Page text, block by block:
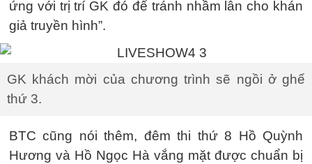
ứng với trị trí GK đó để tránh nhầm lẫn cho khán
giả truyền hình”.
GK khách mời của chương trình sẽ ngồi ở ghế
thứ 3.
BTC cũng nói thêm, đêm thi thứ 8 Hồ Quỳnh
Hương và Hồ Ngọc Hà vắng mặt được chuẩn bị